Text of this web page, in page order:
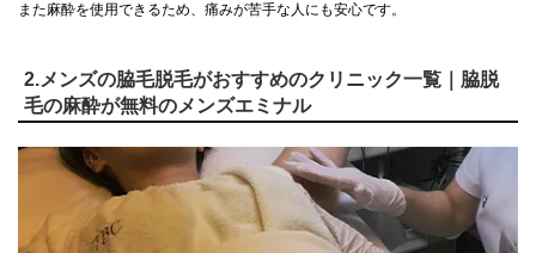
また麻酔を使用できるため、痛みが苦手な人にも安心です。
2.メンズの脇毛脱毛がおすすめのクリニック一覧｜脇脱
毛の麻酔が無料のメンズエミナル